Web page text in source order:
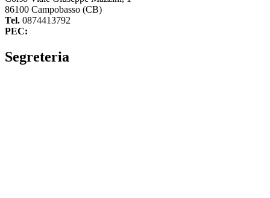
86100 Campobasso (CB)
Tel. 0874413792
PEC:
Segreteria